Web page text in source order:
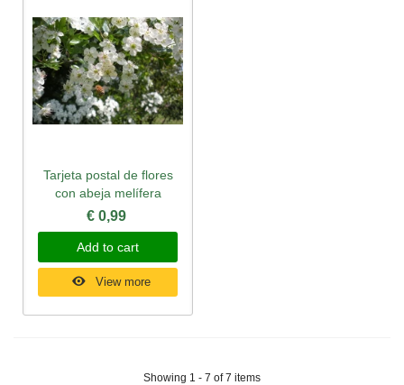
Tarjeta postal de flores
con abeja melífera
€ 0,99
Add to cart
View more
Showing 1 - 7 of 7 items